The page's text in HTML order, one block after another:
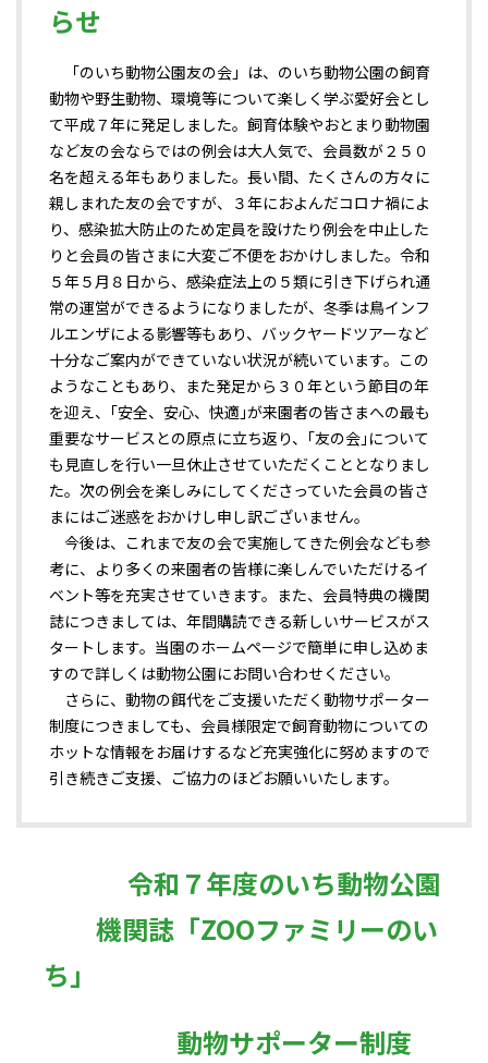
らせ
「のいち動物公園友の会」は、のいち動物公園の飼育
動物や野生動物、環境等について楽しく学ぶ愛好会とし
て平成７年に発足しました。飼育体験やおとまり動物園
など友の会ならではの例会は大人気で、会員数が２５０
名を超える年もありました。長い間、たくさんの方々に
親しまれた友の会ですが、３年におよんだコロナ禍によ
り、感染拡大防止のため定員を設けたり例会を中止した
りと会員の皆さまに大変ご不便をおかけしました。令和
５年５月８日から、感染症法上の５類に引き下げられ通
常の運営ができるようになりましたが、冬季は鳥インフ
ルエンザによる影響等もあり、バックヤードツアーなど
十分なご案内ができていない状況が続いています。この
ようなこともあり、また発足から３０年という節目の年
を迎え、｢安全、安心、快適｣が来園者の皆さまへの最も
重要なサービスとの原点に立ち返り、｢友の会｣について
も見直しを行い一旦休止させていただくこととなりまし
た。次の例会を楽しみにしてくださっていた会員の皆さ
まにはご迷惑をおかけし申し訳ございません。
今後は、これまで友の会で実施してきた例会なども参
考に、より多くの来園者の皆様に楽しんでいただけるイ
ベント等を充実させていきます。また、会員特典の機関
誌につきましては、年間購読できる新しいサービスがス
タートします。当園のホームページで簡単に申し込めま
すので詳しくは動物公園にお問い合わせください。
さらに、動物の餌代をご支援いただく動物サポーター
制度につきましても、会員様限定で飼育動物についての
ホットな情報をお届けするなど充実強化に努めますので
引き続きご支援、ご協力のほどお願いいたします。
令和７年度のいち動物公園
機関誌「ZOOファミリーのい
ち」
動物サポーター制度